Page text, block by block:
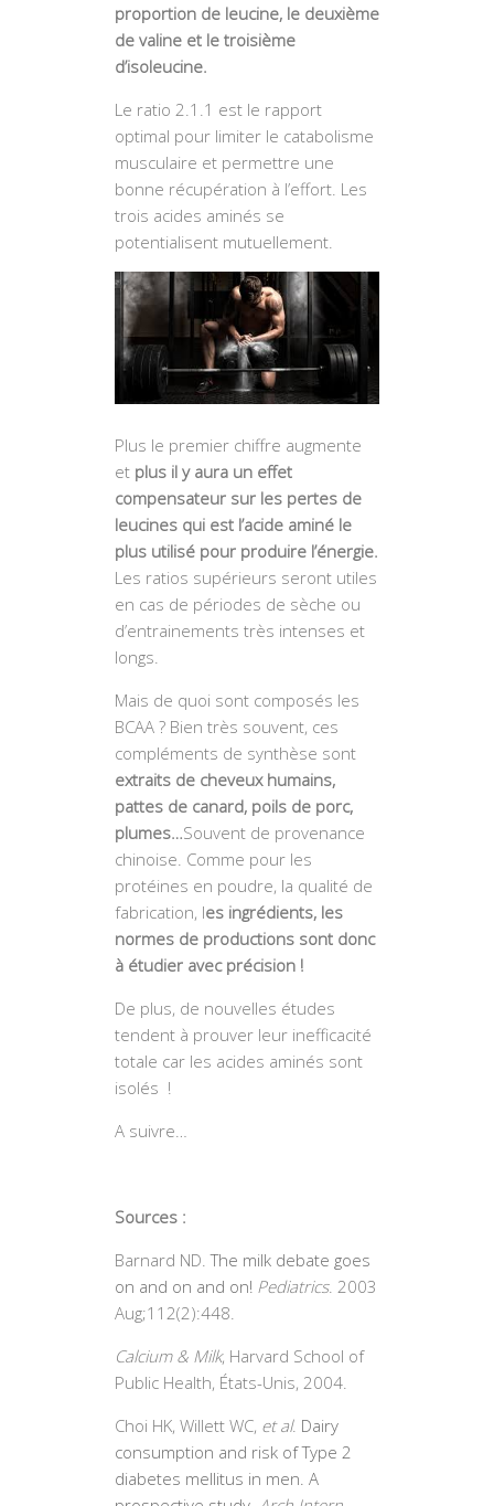
proportion de leucine, le deuxième
de valine et le troisième
d’isoleucine.
Le ratio 2.1.1 est le rapport
optimal pour limiter le catabolisme
musculaire et permettre une
bonne récupération à l’effort. Les
trois acides aminés se
potentialisent mutuellement.
Plus le premier chiffre augmente
et plus il y aura un effet
compensateur sur les pertes de
leucines qui est l’acide aminé le
plus utilisé pour produire l’énergie.
Les ratios supérieurs seront utiles
en cas de périodes de sèche ou
d’entrainements très intenses et
longs.
Mais de quoi sont composés les
BCAA ? Bien très souvent, ces
compléments de synthèse sont
extraits de cheveux humains,
pattes de canard, poils de porc,
plumes…Souvent de provenance
chinoise. Comme pour les
protéines en poudre, la qualité de
fabrication, les ingrédients, les
normes de productions sont donc
à étudier avec précision !
De plus, de nouvelles études
tendent à prouver leur inefficacité
totale car les acides aminés sont
isolés !
A suivre…
Sources :
Barnard ND.The milk debate goes
on and on and on! Pediatrics. 2003
Aug;112(2):448.
Calcium & Milk, Harvard School of
Public Health, États-Unis, 2004.
Choi HK, Willett WC, et al. Dairy
consumption and risk of Type 2
diabetes mellitus in men. A